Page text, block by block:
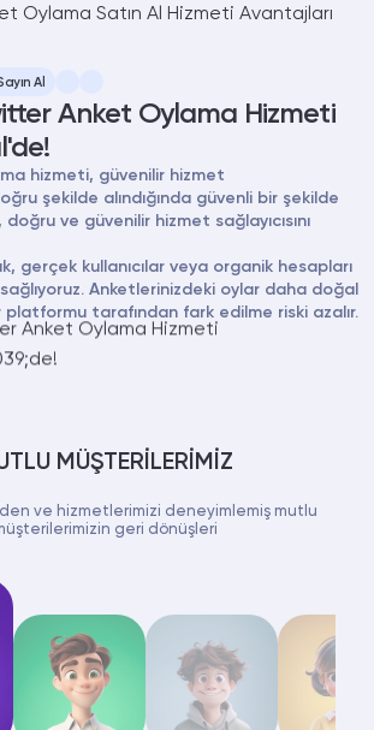
Al
Anket Oylama Hizmeti
hizmeti, güvenilir hizmet
şekilde alındığında güvenli bir şekilde
doğru ve güvenilir hizmet sağlayıcısını
gerçek kullanıcılar veya organik hesapları
Anketlerinizdeki oylar daha doğal
tarafından fark edilme riski azalır.
MÜŞTERİLERİMİZ
ve hizmetlerimizi deneyimlemiş mutlu
geri dönüşleri